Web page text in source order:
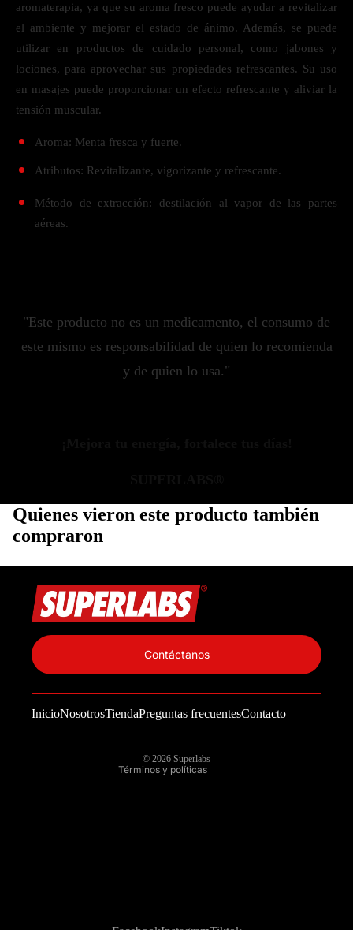
aromaterapia, ya que su aroma fresco puede ayudar a revitalizar
el ambiente y mejorar el estado de ánimo. Además, se puede
utilizar en productos de cuidado personal, como jabones y
lociones, para aprovechar sus propiedades refrescantes. Su uso
en masajes puede proporcionar un efecto refrescante y aliviar la
tensión muscular.
Aroma: Menta fresca y fuerte.
Atributos: Revitalizante, vigorizante y refrescante.
Método de extracción: destilación al vapor de las partes
aéreas.
"Este producto no es un medicamento, el consumo de
este mismo es responsabilidad de quien lo recomienda
y de quien lo usa."
Quienes vieron este producto también
compraron
InicioNosotrosTiendaPreguntas frecuentesContacto
Contáctanos
© 2026 Superlabs
Términos y políticas
Información de contacto
Política de reembolso
Términos del servicio
Política de envío